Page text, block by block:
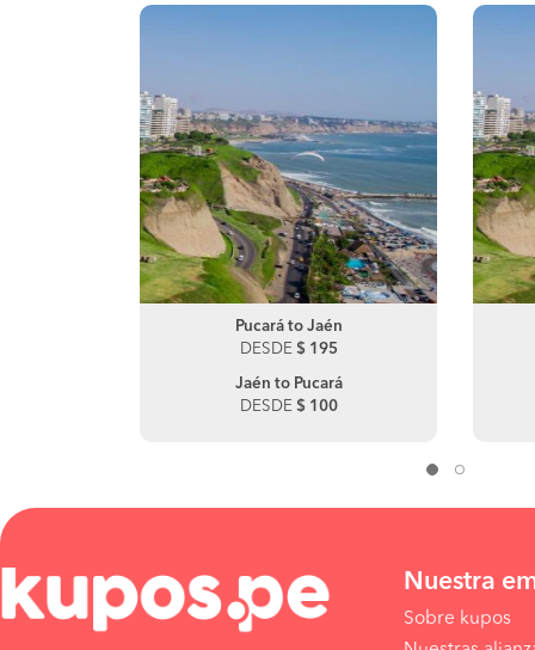
Pucará to Jaén
DESDE $ 195
Jaén to Pucará
DESDE $ 100
Pedro Ruiz to Tarapoto
DESDE$ 130
Nuestra
Sobre kupos